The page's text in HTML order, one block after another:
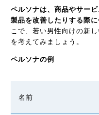
ペルソナは、商品やサー
製品を改善したりする際
こで、若い男性向けの新
を考えてみましょう。
ペルソナの例
名前